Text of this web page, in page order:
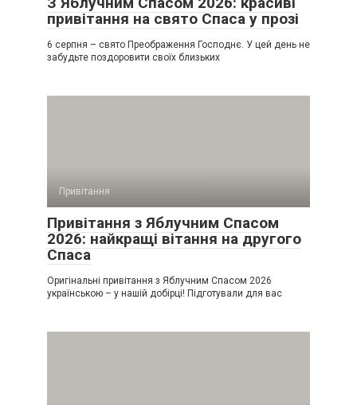
привітання на свято Спаса у прозі
6 серпня – свято Преображення Господнє. У цей день не
забудьте поздоровити своїх близьких
Привітання
Привітання з Яблучним Спасом
2026: найкращі вітання на другого
Спаса
Оригінальні привітання з Яблучним Спасом 2026
українською – у нашій добірці! Підготували для вас